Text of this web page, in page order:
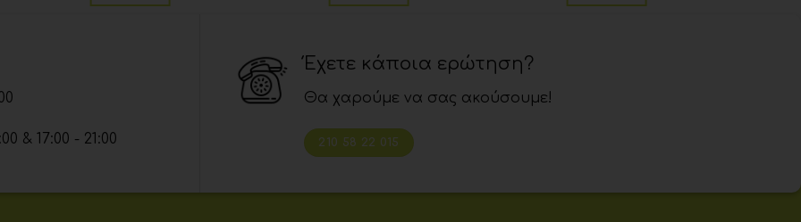
& 17:00 - 21:00
Έχετε κάποια ερώτηση?
Θα χαρούμε να σας ακούσουμε!
210 58 22 015